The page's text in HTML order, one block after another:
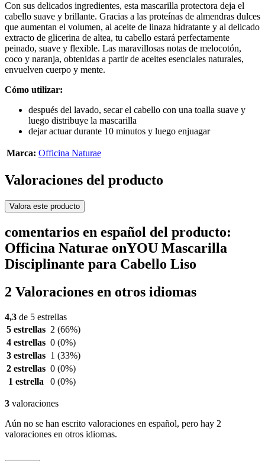
Con sus delicados ingredientes, esta mascarilla protectora deja el
cabello suave y brillante. Gracias a las proteínas de almendras dulces
que aumentan el volumen, al aceite de linaza hidratante y al delicado
extracto de glicerina de altea, tu cabello estará perfectamente
peinado, suave y flexible. Las maravillosas notas de melocotón,
coco y naranja, obtenidas a partir de aceites esenciales naturales,
envuelven cuerpo y mente.
Cómo utilizar:
después del lavado, secar el cabello con una toalla suave y
luego distribuye la mascarilla
dejar actuar durante 10 minutos y luego enjuagar
Marca: Officina Naturae
Valoraciones del producto
Valora este producto
comentarios en español del producto:
Officina Naturae onYOU Mascarilla
Disciplinante para Cabello Liso
2 Valoraciones en otros idiomas
4,3 de 5 estrellas
5 estrellas 2 (66%)
4 estrellas 0 (0%)
3 estrellas 1 (33%)
2 estrellas 0 (0%)
1 estrella
0 (0%)
3 valoraciones
Aún no se han escrito valoraciones en español, pero hay 2
valoraciones en otros idiomas.